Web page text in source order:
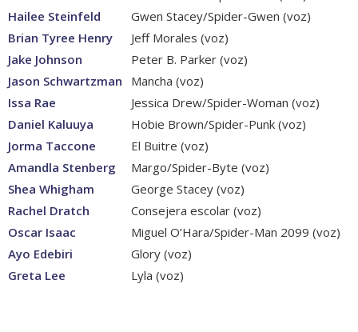
Hailee Steinfeld
Gwen Stacey/Spider-Gwen (voz)
Brian Tyree Henry
Jeff Morales (voz)
Jake Johnson
Peter B. Parker (voz)
Jason Schwartzman
Mancha (voz)
Issa Rae
Jessica Drew/Spider-Woman (voz)
Daniel Kaluuya
Hobie Brown/Spider-Punk (voz)
Jorma Taccone
El Buitre (voz)
Amandla Stenberg
Margo/Spider-Byte (voz)
Shea Whigham
George Stacey (voz)
Rachel Dratch
Consejera escolar (voz)
Oscar Isaac
Miguel O’Hara/Spider-Man 2099 (voz)
Ayo Edebiri
Glory (voz)
Greta Lee
Lyla (voz)